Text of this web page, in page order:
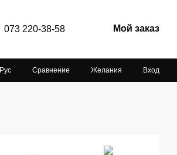
073 220-38-58 Мой заказ
Рус Сравнение Желания Вход